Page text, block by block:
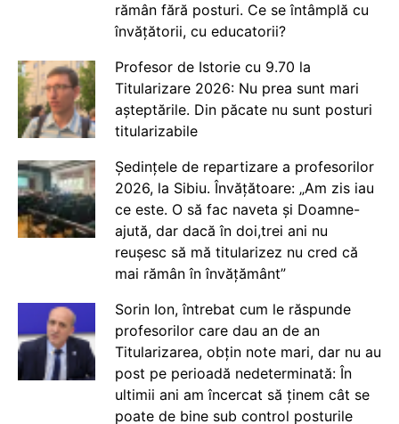
rămân fără posturi. Ce se întâmplă cu
învățătorii, cu educatorii?
Profesor de Istorie cu 9.70 la
Titularizare 2026: Nu prea sunt mari
așteptările. Din păcate nu sunt posturi
titularizabile
Ședințele de repartizare a profesorilor
2026, la Sibiu. Învățătoare: „Am zis iau
ce este. O să fac naveta și Doamne-
ajută, dar dacă în doi,trei ani nu
reușesc să mă titularizez nu cred că
mai rămân în învățământ”
Sorin Ion, întrebat cum le răspunde
profesorilor care dau an de an
Titularizarea, obțin note mari, dar nu au
post pe perioadă nedeterminată: În
ultimii ani am încercat să ținem cât se
poate de bine sub control posturile